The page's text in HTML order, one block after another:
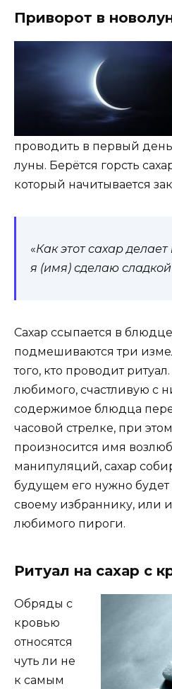
Приворот в
проводить в первый
луны. Берётся горсть
который начитывается
«Как этот сахар
я (имя) сделаю
Сахар ссыпается в
подмешиваются три
того, кто проводит
любимого, счастливую с
содержимое блюдца
часовой стрелке, при
произносится имя
манипуляций, сахар
будущем его нужно будет
своему избраннику, или
любимого пироги.
Ритуал на сахар с
Обряды с
кровью
относятся
чуть ли не
к самым